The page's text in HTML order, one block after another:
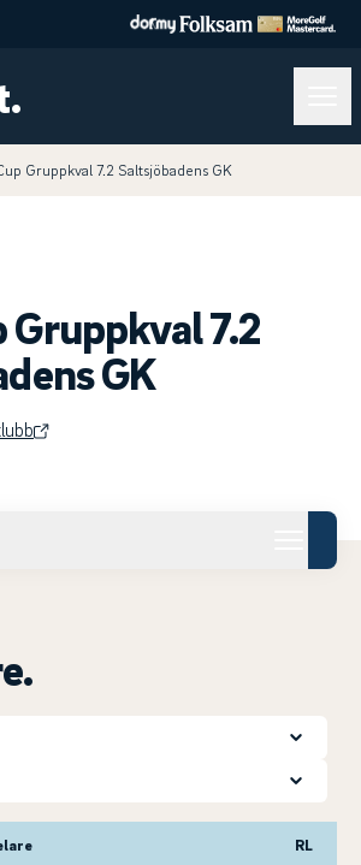
Gruppkval 7.2 Saltsjöbadens GK
Gruppkval 7.2
GK
RL